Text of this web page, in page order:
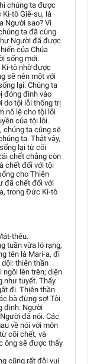
chúng ta được
tô Giê-su, là
Người sao? Vì
ta đã cùng
Người đã được
của Chúa
sống mới.
Ki-tô nhờ được
sẽ nên một với
lại. Chúng ta
đóng đinh vào
do tội lỗi thống trị
nô lệ cho tội lỗi
của tội lỗi.
chúng ta cũng sẽ
ta. Thật vậy,
lại từ cõi
chết chẳng còn
chết đối với tội
cho Thiên
đã chết đối với
trong Đức Ki-tô
thêu.
tuần vừa ló rạng,
tên là Mari-a, đi
thiên thần
ngồi lên trên; diện
như tuyết. Thấy
đi. Thiên thần
bà đừng sợ! Tôi
đinh. Người
đã nói. Các
về nói với môn
cõi chết, và
ông sẽ được thấy
cũng rất đỗi vui